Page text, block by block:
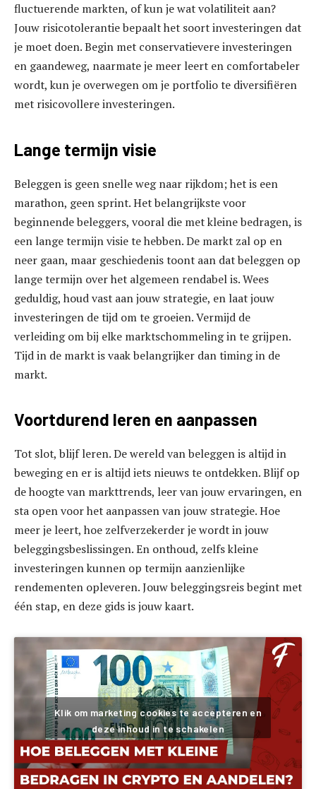
fluctuerende markten, of kun je wat volatiliteit aan?
Jouw risicotolerantie bepaalt het soort investeringen dat
je moet doen. Begin met conservatievere investeringen
en gaandeweg, naarmate je meer leert en comfortabeler
wordt, kun je overwegen om je portfolio te diversifiëren
met risicovollere investeringen.
Lange termijn visie
Beleggen is geen snelle weg naar rijkdom; het is een
marathon, geen sprint. Het belangrijkste voor
beginnende beleggers, vooral die met kleine bedragen, is
een lange termijn visie te hebben. De markt zal op en
neer gaan, maar geschiedenis toont aan dat beleggen op
lange termijn over het algemeen rendabel is. Wees
geduldig, houd vast aan jouw strategie, en laat jouw
investeringen de tijd om te groeien. Vermijd de
verleiding om bij elke marktschommeling in te grijpen.
Tijd in de markt is vaak belangrijker dan timing in de
markt.
Voortdurend leren en aanpassen
Tot slot, blijf leren. De wereld van beleggen is altijd in
beweging en er is altijd iets nieuws te ontdekken. Blijf op
de hoogte van markttrends, leer van jouw ervaringen, en
sta open voor het aanpassen van jouw strategie. Hoe
meer je leert, hoe zelfverzekerder je wordt in jouw
beleggingsbeslissingen. En onthoud, zelfs kleine
investeringen kunnen op termijn aanzienlijke
rendementen opleveren. Jouw beleggingsreis begint met
één stap, en deze gids is jouw kaart.
Klik om marketing cookies te accepteren en
deze inhoud in te schakelen